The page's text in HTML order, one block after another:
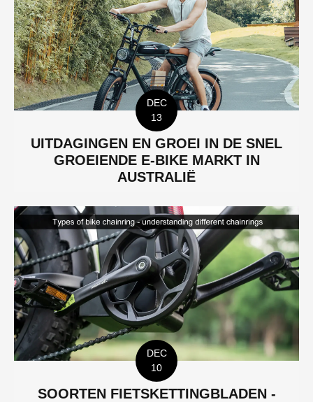
DEC
13
UITDAGINGEN EN GROEI IN DE SNEL
GROEIENDE E-BIKE MARKT IN
AUSTRALIË
DEC
10
SOORTEN FIETSKETTINGBLADEN -